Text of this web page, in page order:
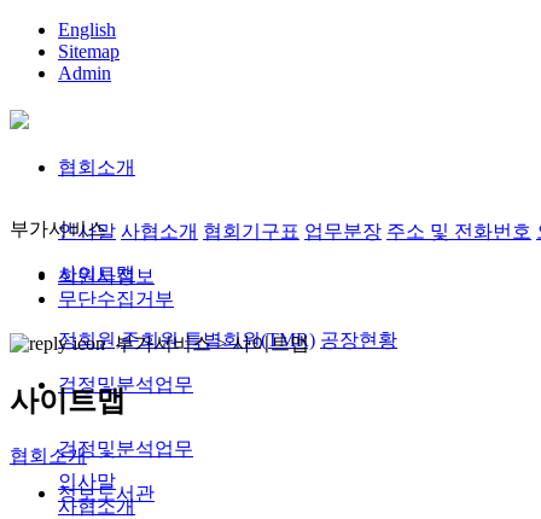
English
Sitemap
Admin
협회소개
인사말 사협소개 협회기구표 업무분장 주소 및 전화번호
회원사정보
정회원,준회원 특별회원(TMR) 공장현황
검정및분석업무
검정및분석업무
정보도서관
부가서비스
사이트맵
무단수집거부
부가서비스 >사이트맵
사이트맵
협회소개
인사말
사협소개